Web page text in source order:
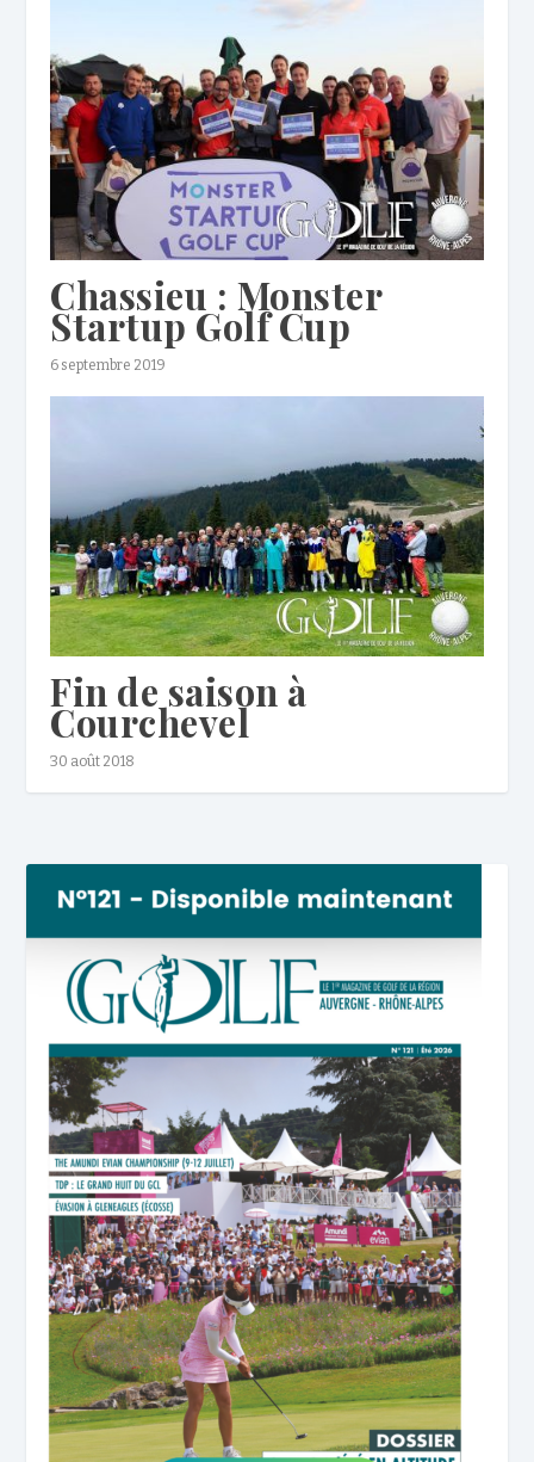
Chassieu : Monster
Startup Golf Cup
6 septembre 2019
Fin de saison à
Courchevel
30 août 2018